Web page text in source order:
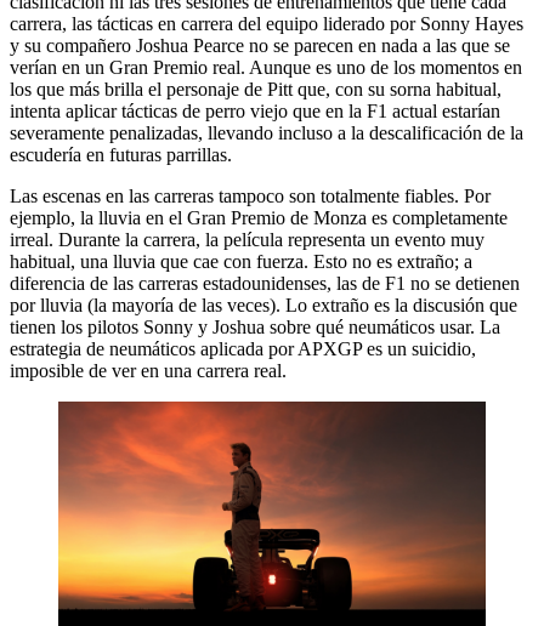
carrera, las tácticas en carrera del equipo liderado por Sonny Hayes
y su compañero Joshua Pearce no se parecen en nada a las que se
verían en un Gran Premio real. Aunque es uno de los momentos en
los que más brilla el personaje de Pitt que, con su sorna habitual,
intenta aplicar tácticas de perro viejo que en la F1 actual estarían
severamente penalizadas, llevando incluso a la descalificación de la
escudería en futuras parrillas.
Las escenas en las carreras tampoco son totalmente fiables. Por
ejemplo, la lluvia en el Gran Premio de Monza es completamente
irreal. Durante la carrera, la película representa un evento muy
habitual, una lluvia que cae con fuerza. Esto no es extraño; a
diferencia de las carreras estadounidenses, las de F1 no se detienen
por lluvia (la mayoría de las veces). Lo extraño es la discusión que
tienen los pilotos Sonny y Joshua sobre qué neumáticos usar. La
estrategia de neumáticos aplicada por APXGP es un suicidio,
imposible de ver en una carrera real.